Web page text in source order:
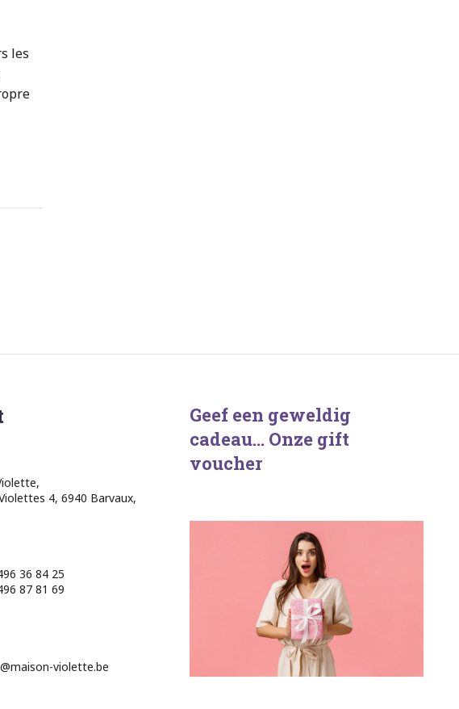
les
4, 6940 Barvaux,
36 84 25
87 81 69​
violette.be
Geef een geweldig
cadeau… Onze gift
voucher